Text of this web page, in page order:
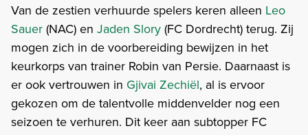
Van de zestien verhuurde spelers keren alleen Leo
Sauer(NAC) en Jaden Slory(FC Dordrecht) terug. Zij
mogen zich in de voorbereiding bewijzen in het
keurkorps van trainer Robin van Persie. Daarnaast is
er ook vertrouwen in Gjivai Zechiël, al is ervoor
gekozen om de talentvolle middenvelder nog een
seizoen te verhuren. Dit keer aan subtopper FC